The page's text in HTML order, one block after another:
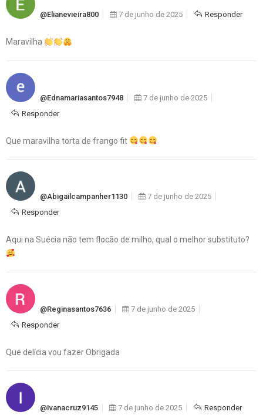
@elianevieira800 7 de junho de 2025 Responder
Maravilha
@ednamariasantos7948
7 de junho de 2025
Responder
Que maravilha torta de frango fit
@abigailcampanher1130
7 de junho de 2025
Responder
Aqui na Suécia não tem flocão de milho, qual o melhor substituto?
@reginasantos7636
7 de junho de 2025
Responder
Que delícia vou fazer Obrigada
@ivanacruz9145 7 de junho de 2025 Responder